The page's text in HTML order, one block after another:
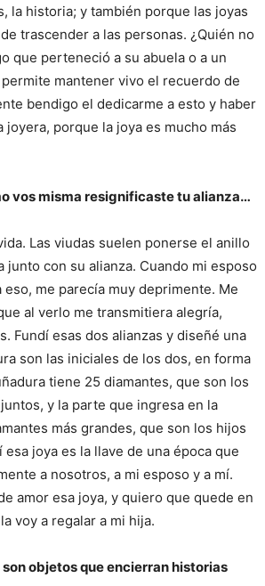
la historia; y también porque las joyas
trascender a las personas. ¿Quién no
que perteneció a su abuela o a un
mantener vivo el recuerdo de
bendigo el dedicarme a esto y haber
joyera, porque la joya es mucho más
vos misma resignificaste tu alianza…
Las viudas suelen ponerse el anillo
junto con su alianza. Cuando mi esposo
me parecía muy deprimente. Me
al verlo me transmitiera alegría,
Fundí esas dos alianzas y diseñé una
son las iniciales de los dos, en forma
tiene 25 diamantes, que son los
y la parte que ingresa en la
más grandes, que son los hijos
joya es la llave de una época que
a nosotros, a mi esposo y a mí.
amor esa joya, y quiero que quede en
voy a regalar a mi hija.
son objetos que encierran historias